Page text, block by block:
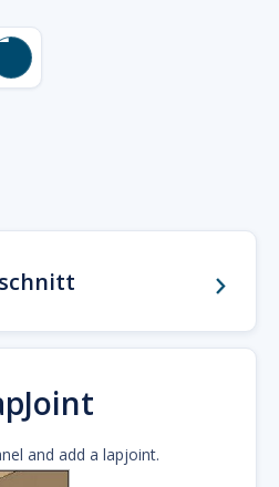
and add a lapjoint.